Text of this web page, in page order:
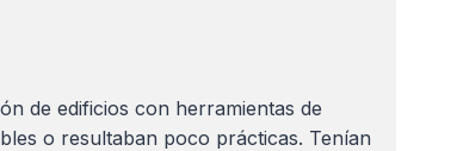
de edificios con herramientas de
o resultaban poco prácticas. Tenían